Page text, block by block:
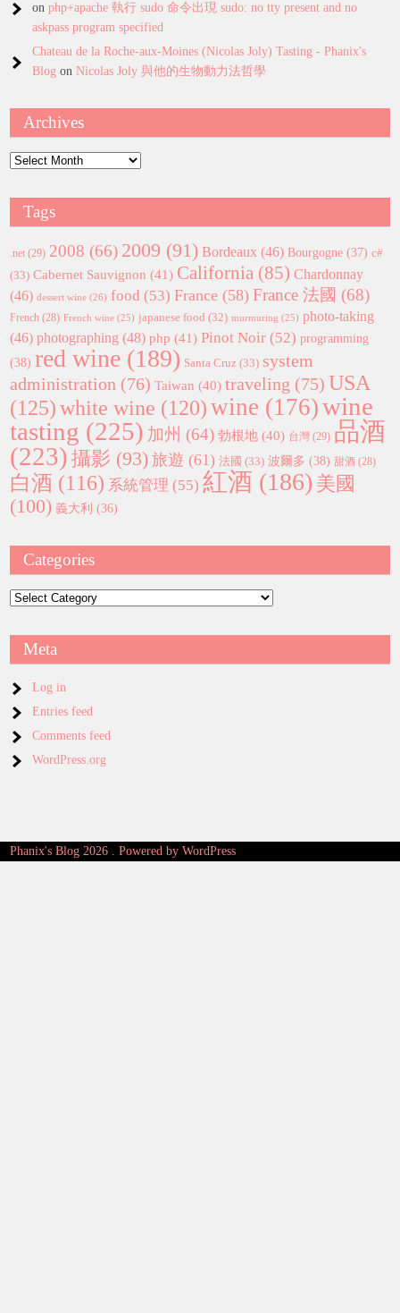
onphp+apache 執行 sudo 命令出現 sudo: no tty present and no
askpass program specified
Chateau de la Roche-aux-Moines (Nicolas Joly) Tasting - Phanix's
Blog onNicolas Joly 與他的生物動力法哲學
Archives
Archives
Tags
.net (29) 2008 (66) 2009 (91) Bordeaux (46) Bourgogne (37) c#
(33) Cabernet Sauvignon (41) California (85) Chardonnay
(46) dessert wine (26) food (53) France (58) France 法國 (68)
French (28) French wine (25) japanese food (32) murmuring (25) photo-taking
(46) photographing (48) php (41) Pinot Noir (52) programming
(38) red wine (189) Santa Cruz (33) system
administration (76) Taiwan (40) traveling (75) USA
(125) white wine (120) wine (176)wine
tasting (225) 加州 (64) 勃根地 (40) 台灣 (29) 品酒
(223) 攝影 (93) 旅遊 (61) 法國 (33) 波爾多 (38) 甜酒 (28)
白酒 (116) 系統管理 (55) 紅酒 (186) 美國
(100) 義大利 (36)
Categories
Categories
Meta
Log in
Entries feed
Comments feed
WordPress.org
Phanix's Blog 2026 . Powered by WordPress